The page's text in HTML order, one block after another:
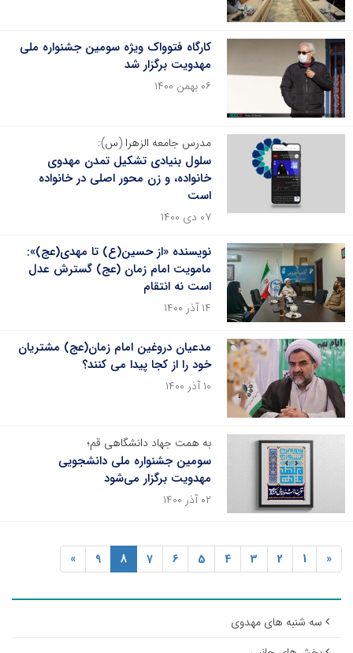
کارگاه فتوواک ویژه سومین جشنواره ملی
مهدویت برگزار شد
۰۶ بهمن ۱۴۰۰
مدرس جامعه الزهرا (س):
سلول بنیادی تشکیل تمدن مهدوی
خانواده، و زن محور اصلی در خانواده
است
۰۷ دی ۱۴۰۰
نویسنده «از حسین(ع) تا مهدی(عج)»:
مامویت امام زمان (عج) گسترش عدل
است نه انتقام
۱۴ آذر ۱۴۰۰
مدعیان دروغین امام زمان(عج) مشتریان
خود را از کجا پیدا می کنند؟
۱۰ آذر ۱۴۰۰
به همت جهاد دانشگاهی قم؛
سومین جشنواره ملی دانشجویی
مهدویت برگزار می‌شود
۰۲ آذر ۱۴۰۰
«
1
2
3
4
5
6
7
8
9
»
سه شنبه های مهدوی